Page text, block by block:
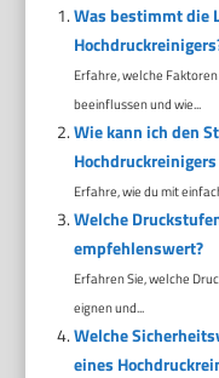
Was bestimmt die
Erfahre, welche
beeinflussen und wie...
Wie kann ich den
Erfahre, wie du mit
Welche
empfehlenswert?
Erfahren Sie, welche
eignen und...
Welche
eines